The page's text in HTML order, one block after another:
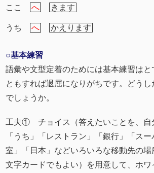
ここ へ きます
うち へ かえります
○基本練習
語彙や文型定着のためには基本練習はと
ともすれば退屈になりがちです。どうし
でしょうか。
工夫① チョイス（答えたいことを、自
「うち」「レストラン」「銀行」「ス
室」「日本」などいろいろな移動先の場
文字カードでもよい）を用意して、ホワ